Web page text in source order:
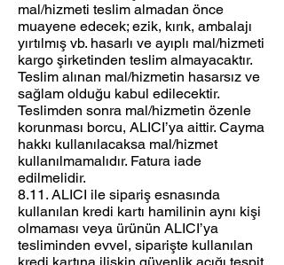
mal/hizmeti teslim almadan önce
muayene edecek; ezik, kırık, ambalajı
yırtılmış vb. hasarlı ve ayıplı mal/hizmeti
kargo şirketinden teslim almayacaktır.
Teslim alınan mal/hizmetin hasarsız ve
sağlam olduğu kabul edilecektir.
Teslimden sonra mal/hizmetin özenle
korunması borcu, ALICI’ya aittir. Cayma
hakkı kullanılacaksa mal/hizmet
kullanılmamalıdır. Fatura iade
edilmelidir.
8.11. ALICI ile sipariş esnasında
kullanılan kredi kartı hamilinin aynı kişi
olmaması veya ürünün ALICI’ya
tesliminden evvel, siparişte kullanılan